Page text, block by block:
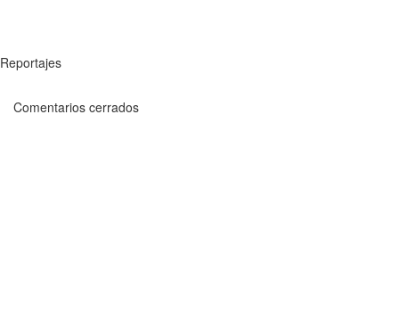
Reportajes
Comentarios cerrados